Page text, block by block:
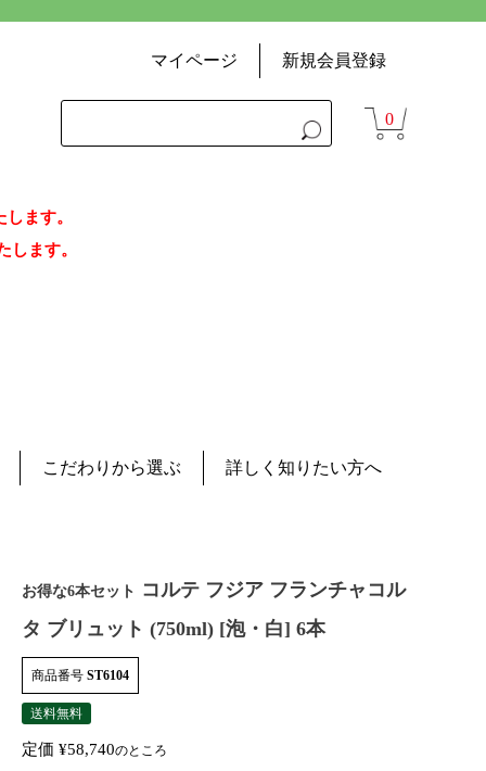
マイページ 新規会員登録
0
ます。
します。
こだわりから選ぶ 詳しく知りたい方へ
お得な6本セット コルテ フジア フランチャコル
タ ブリュット (750ml) [泡・白] 6本
商品番号 ST6104
送料無料
定価 ¥58,740のところ